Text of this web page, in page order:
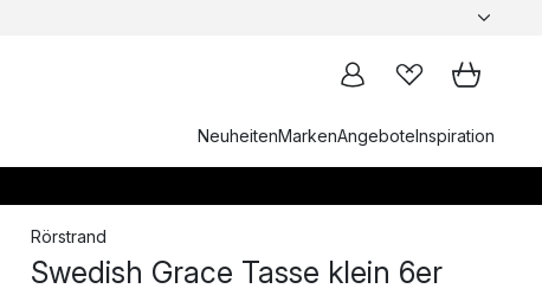
NeuheitenMarkenAngeboteInspiration
Rörstrand
Swedish Grace Tasse klein 6er